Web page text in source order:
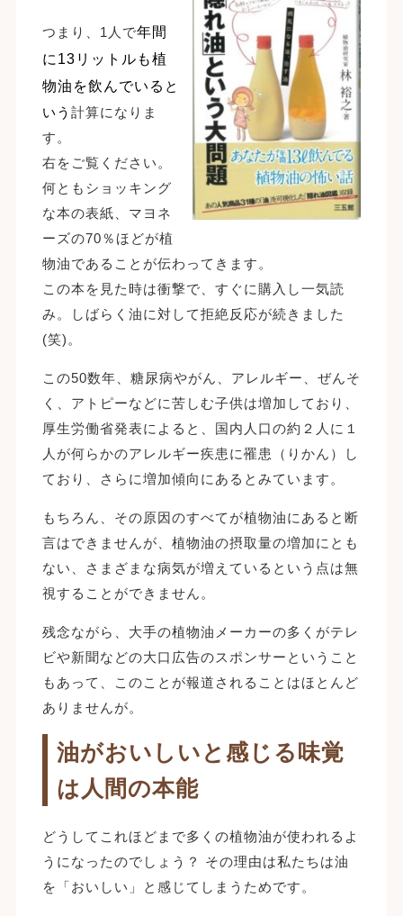
つまり、1人で年間
に13リットルも植
物油を飲んでいる と
いう 計算になりま
す。
右をご覧ください。
何ともショッキング
な本の表紙、マヨネ
ーズの70％ほどが植
物油であることが伝わってきます。
この本を見た時は衝撃で、すぐに購入し一気読
み。しばらく油に対して拒絶反応が続きました
(笑)。
この50数年、糖尿病やがん、アレルギー、ぜんそ
く、アトピーなどに苦しむ子供は増加しており、
厚生労働省発表によると、国内人口の約２人に１
人が何らかのアレルギー疾患に罹患（りかん）し
ており、さらに増加傾向にあるとみています。
もちろん、その原因のすべてが植物油にあると断
言はできませんが、植物油の摂取量の増加にとも
ない、さまざまな病気が増えているという点は無
視することができません。
残念ながら、大手の植物油メーカーの多くがテレ
ビや新聞などの大口広告のスポンサーということ
もあって、このことが報道されることはほとんど
ありませんが。
油がおいしいと感じる味覚
は人間の本能
どうしてこれほどまで多くの植物油が使われるよ
うになったのでしょう？ その理由は私たちは油
を「おいしい」と感じてしまうためです。